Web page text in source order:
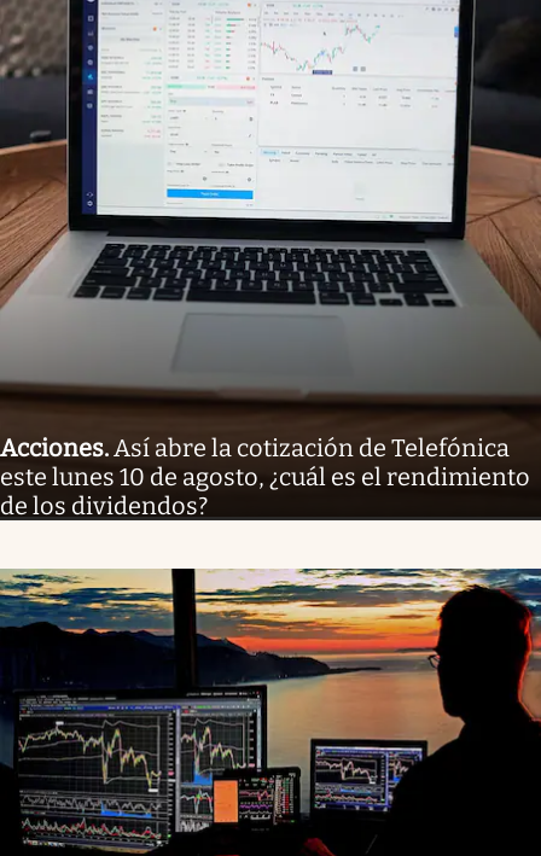
Acciones. Así abre la cotización de Telefónica
este lunes 10 de agosto, ¿cuál es el rendimiento
de los dividendos?